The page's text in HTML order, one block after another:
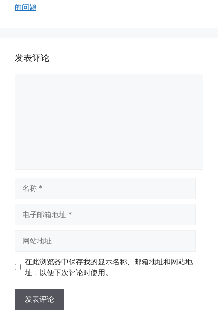
的问题
发表评论
址
址
在此浏览器中保存我的显示名称、邮箱地址和网站地
址，以便下次评论时使用。